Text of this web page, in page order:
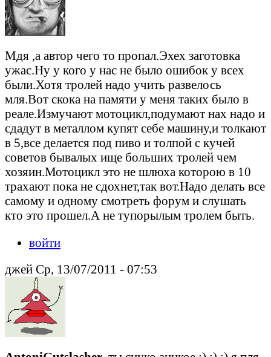
Мдя ,а автор чего то пропал.Эхех заготовка
ужас.Ну у кого у нас не было ошибок у всех
были.Хотя тролей надо учить развелось
мля.Вот скока на памяти у меня таких было в
реале.Измучают мотоцикл,подумают нах надо и
сдадут в металлом купят себе машину,и толкают
в 5,все делается под пиво и толпой с кучей
советов бывалых ище больших тролей чем
хозяин.Мотоцикл это не шлюха которою в 10
трахают пока не сдохнет,так вот.Надо делать все
самому и одному смотреть форум и слушать
кто это прошел.А не тупорылым тролем быть.
войти
джей Ср, 13/07/2011 - 07:53